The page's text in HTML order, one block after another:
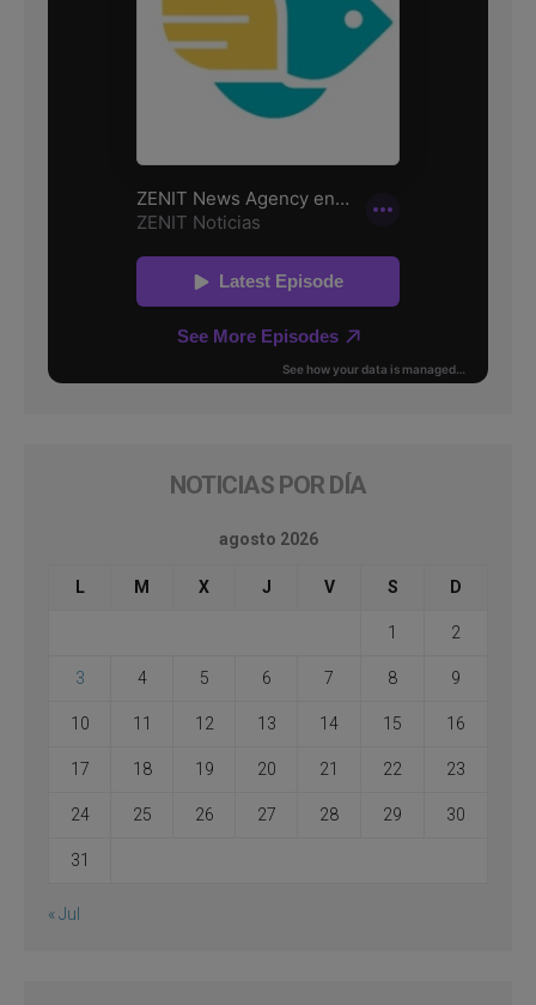
NOTICIAS POR DÍA
agosto 2026
L M X J V S D
1 2
3 4 5 6 7 8 9
10 11 12 13 14 15 16
17 18 19 20 21 22 23
24 25 26 27 28 29 30
31
« Jul